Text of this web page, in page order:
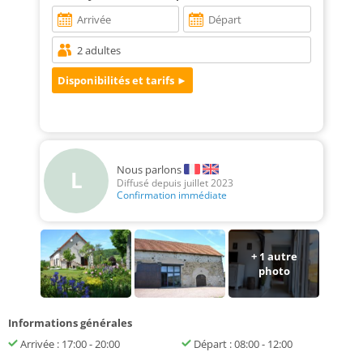
L Nous parlons
Diffusé depuis juillet 2023
Confirmation immédiate
+ 1 autre
photo
Informations générales
Arrivée : 17:00 - 20:00
Départ : 08:00 - 12:00